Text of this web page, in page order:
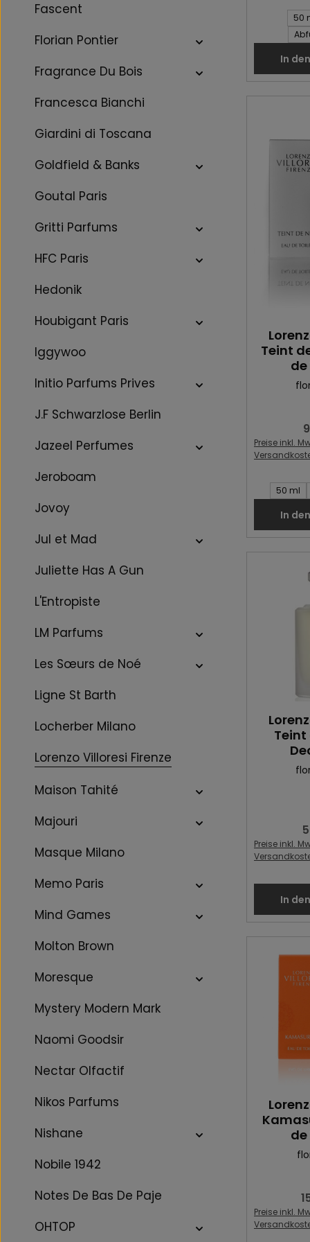
Fascent
Florian Pontier
Fragrance Du Bois
Francesca Bianchi
Giardini di Toscana
Goldfield & Banks
Goutal Paris
Gritti Parfums
HFC Paris
Hedonik
Houbigant Paris
Iggywoo
Initio Parfums Prives
J.F Schwarzlose Berlin
Jazeel Perfumes
Jeroboam
Jovoy
Jul et Mad
Juliette Has A Gun
L'Entropiste
LM Parfums
Les Sœurs de Noé
Ligne St Barth
Locherber Milano
Lorenzo Villoresi Firenze
Maison Tahité
Majouri
Masque Milano
Memo Paris
Mind Games
Molton Brown
Moresque
Mystery Modern Mark
Naomi Goodsir
Nectar Olfactif
Nikos Parfums
Nishane
Nobile 1942
Notes De Bas De Paje
OHTOP
Inhalt 50
In
Teint
Preise inkl.
Inhalt des
50 ml
In
Teint
Preise inkl.
In
Preise inkl.